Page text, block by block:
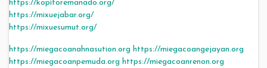
https://kopiforemanado.org/
https://mixuejabar.org/
https://mixuesumut.org/
https://miegacoanahnasution.org https://miegacoangejayan.org
https://miegacoanpemuda.org https://miegacoanrenon.org